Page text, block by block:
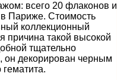
всего 20 флаконов и
в Париже. Стоимость
коллекционный
причина такой высокой
тщательно
он декорирован черным